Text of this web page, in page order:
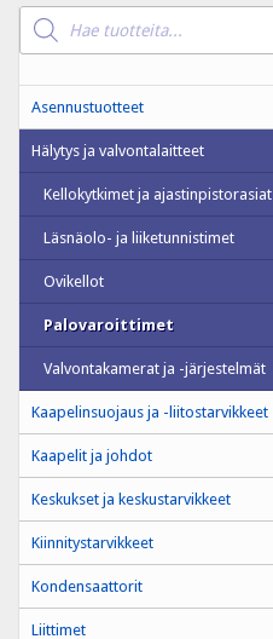
Products
search
Asennustuotteet
Hälytys ja valvontalaitteet
Kellokytkimet ja ajastinpistorasiat
Läsnäolo- ja liiketunnistimet
Ovikellot
Palovaroittimet
Valvontakamerat ja -järjestelmät
Kaapelinsuojaus ja -liitostarvikkeet
Kaapelit ja johdot
Keskukset ja keskustarvikkeet
Kiinnitystarvikkeet
Kondensaattorit
Liittimet